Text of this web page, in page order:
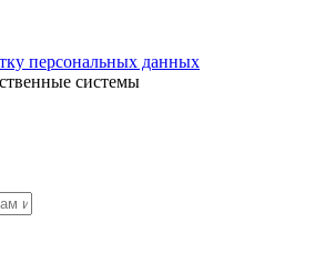
персональных данных
системы